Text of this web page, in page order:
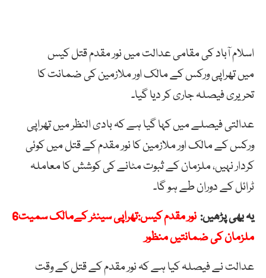
اسلام آباد کی مقامی عدالت میں نور مقدم قتل کیس
میں تھراپی ورکس کے مالک اور ملازمین کی ضمانت کا
تحریری فیصلہ جاری کر دیا گیا۔
عدالتی فیصلے میں کہا گیا ہے کہ بادی النظر میں تھراپی
ورکس کے مالک اور ملازمین کا نور مقدم کے قتل میں کوئی
کردار نہیں، ملزمان کے ثبوت مٹانے کی کوشش کا معاملہ
ٹرائل کے دوران طے ہو گا۔
یہ بھی پڑھیں:
نور مقدم کیس:تھراپی سینٹر کےمالک سمیت6
ملزمان کی ضمانتیں منظور
عدالت نے فیصلہ کیا ہے کہ نور مقدم کے قتل کے وقت